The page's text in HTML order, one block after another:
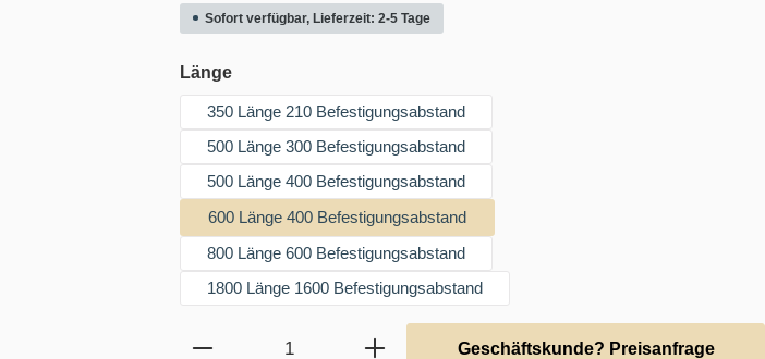
Sofort verfügbar, Lieferzeit: 2-5 Tage
Längeauswählen
350 Länge 210 Befestigungsabstand
500 Länge 300 Befestigungsabstand
500 Länge 400 Befestigungsabstand
600 Länge 400 Befestigungsabstand
800 Länge 600 Befestigungsabstand
1800 Länge 1600 Befestigungsabstand
Produkt Anzahl: Gib den gewünschten Wert ein
Geschäftskunde? Preisanfrage